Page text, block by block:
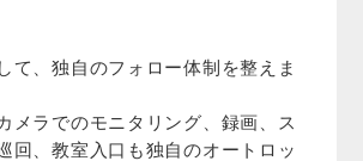
て、独自のフォロー体制を整えま
メラでのモニタリング、録画、ス
回、教室入口も独自のオートロッ